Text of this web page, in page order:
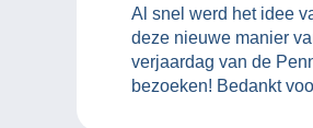
Al snel werd het idee
deze nieuwe manier
verjaardag van de
bezoeken! Bedankt